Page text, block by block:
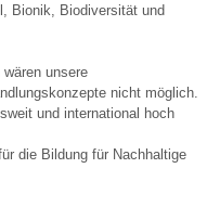
Bionik, Biodiversität und
unsere
nicht möglich.
und international hoch
die Bildung für Nachhaltige